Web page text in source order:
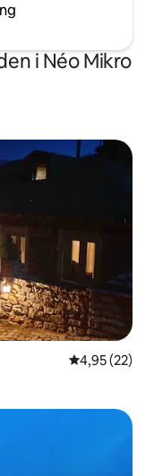
i Néo Mikro
4,95 av 5 i
4,95 (22)